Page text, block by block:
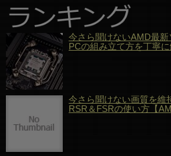
今さら聞けないAMD最
PCの組み立て方を丁寧に
今さら聞けない画質を維
RSR＆FSRの使い方【